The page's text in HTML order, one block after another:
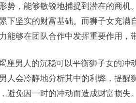
势，能够敏锐地捕捉到潜在的商机
下坚实的财富基础。而狮子女充满
能够在团队合作中发挥重要作用，
座男人的沉稳可以平衡狮子女的冲
人会冷静地分析其中的利弊，提醒
避免因一时的冲动而造成财富损失